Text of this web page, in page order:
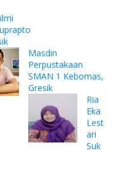
Masdin
Perpustakaan
SMAN 1 Kebomas,
Gresik
Ria
Eka
Lest
ari
Suk